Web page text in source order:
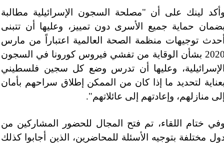
لينك على أن "مصلحة السجون الإسرائيلية مطالبة
حماية جميع الأسرى دون تمييز، وعليها أن تتبنى
توجيهات منظمة الصحة العالمية اعتباراً من مارس
2020 بشأن الوقاية من تفشي فيروس كورونا في السجون
وعليها أن تدرس وضع كل سجين فلسطيني
لتحديد ما إذا كان من الممكن إطلاق سراحهم بأمان
منازلهم، وإعادتهم إلى عائلاتهم".
ختام اللقاء، تم فتح المجال للحضور المشاركين من
مختلفة بتوجيه الأسئلة للمحاضرين، الذين أجابوا كذلك